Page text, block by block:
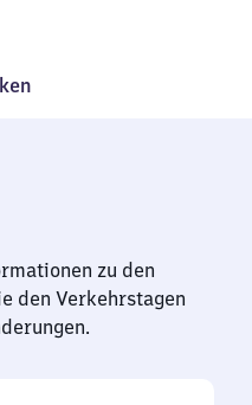
zu den
den Verkehrstagen